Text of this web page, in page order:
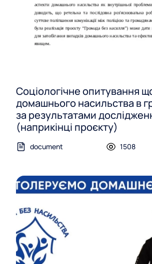
Соціологічне опитування
домашнього насильства в
за результатами
(наприкінці проєкту)
document 1508